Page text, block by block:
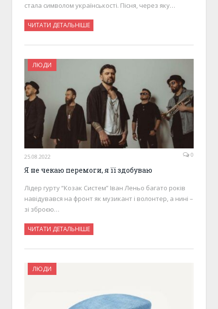
стала символом українськості. Пісня, через яку…
ЧИТАТИ ДЕТАЛЬНІШЕ
ЛЮДИ
25.08.2022 0
Я не чекаю перемоги, я її здобуваю
Лідер гурту “Козак Систем” Іван Леньо багато років
навідувався на фронт як музикант і волонтер, а нині –
зі зброєю…
ЧИТАТИ ДЕТАЛЬНІШЕ
ЛЮДИ